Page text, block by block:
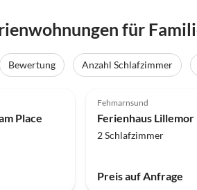
für
Bewertung Anzahl Schlafzimmer
Place
Fehmarnsund
Ferienhaus Lillemor
2 Schlafzimmer
Preis auf Anfrage